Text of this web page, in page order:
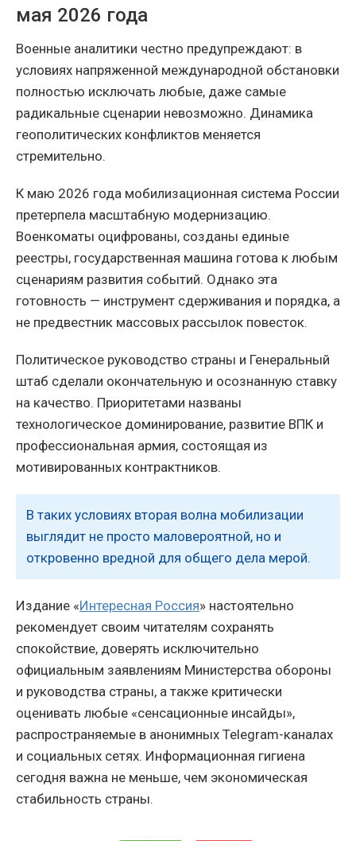
мая 2026 года
Военные аналитики честно предупреждают: в
условиях напряженной международной обстановки
полностью исключать любые, даже самые
радикальные сценарии невозможно. Динамика
геополитических конфликтов меняется
стремительно.
К маю 2026 года мобилизационная система России
претерпела масштабную модернизацию.
Военкоматы оцифрованы, созданы единые
реестры, государственная машина готова к любым
сценариям развития событий. Однако эта
готовность — инструмент сдерживания и порядка, а
не предвестник массовых рассылок повесток.
Политическое руководство страны и Генеральный
штаб сделали окончательную и осознанную ставку
на качество. Приоритетами названы
технологическое доминирование, развитие ВПК и
профессиональная армия, состоящая из
мотивированных контрактников.
В таких условиях вторая волна мобилизации
выглядит не просто маловероятной, но и
откровенно вредной для общего дела мерой.
Издание «Интересная Россия» настоятельно
рекомендует своим читателям сохранять
спокойствие, доверять исключительно
официальным заявлениям Министерства обороны
и руководства страны, а также критически
оценивать любые «сенсационные инсайды»,
распространяемые в анонимных Telegram-каналах
и социальных сетях. Информационная гигиена
сегодня важна не меньше, чем экономическая
стабильность страны.